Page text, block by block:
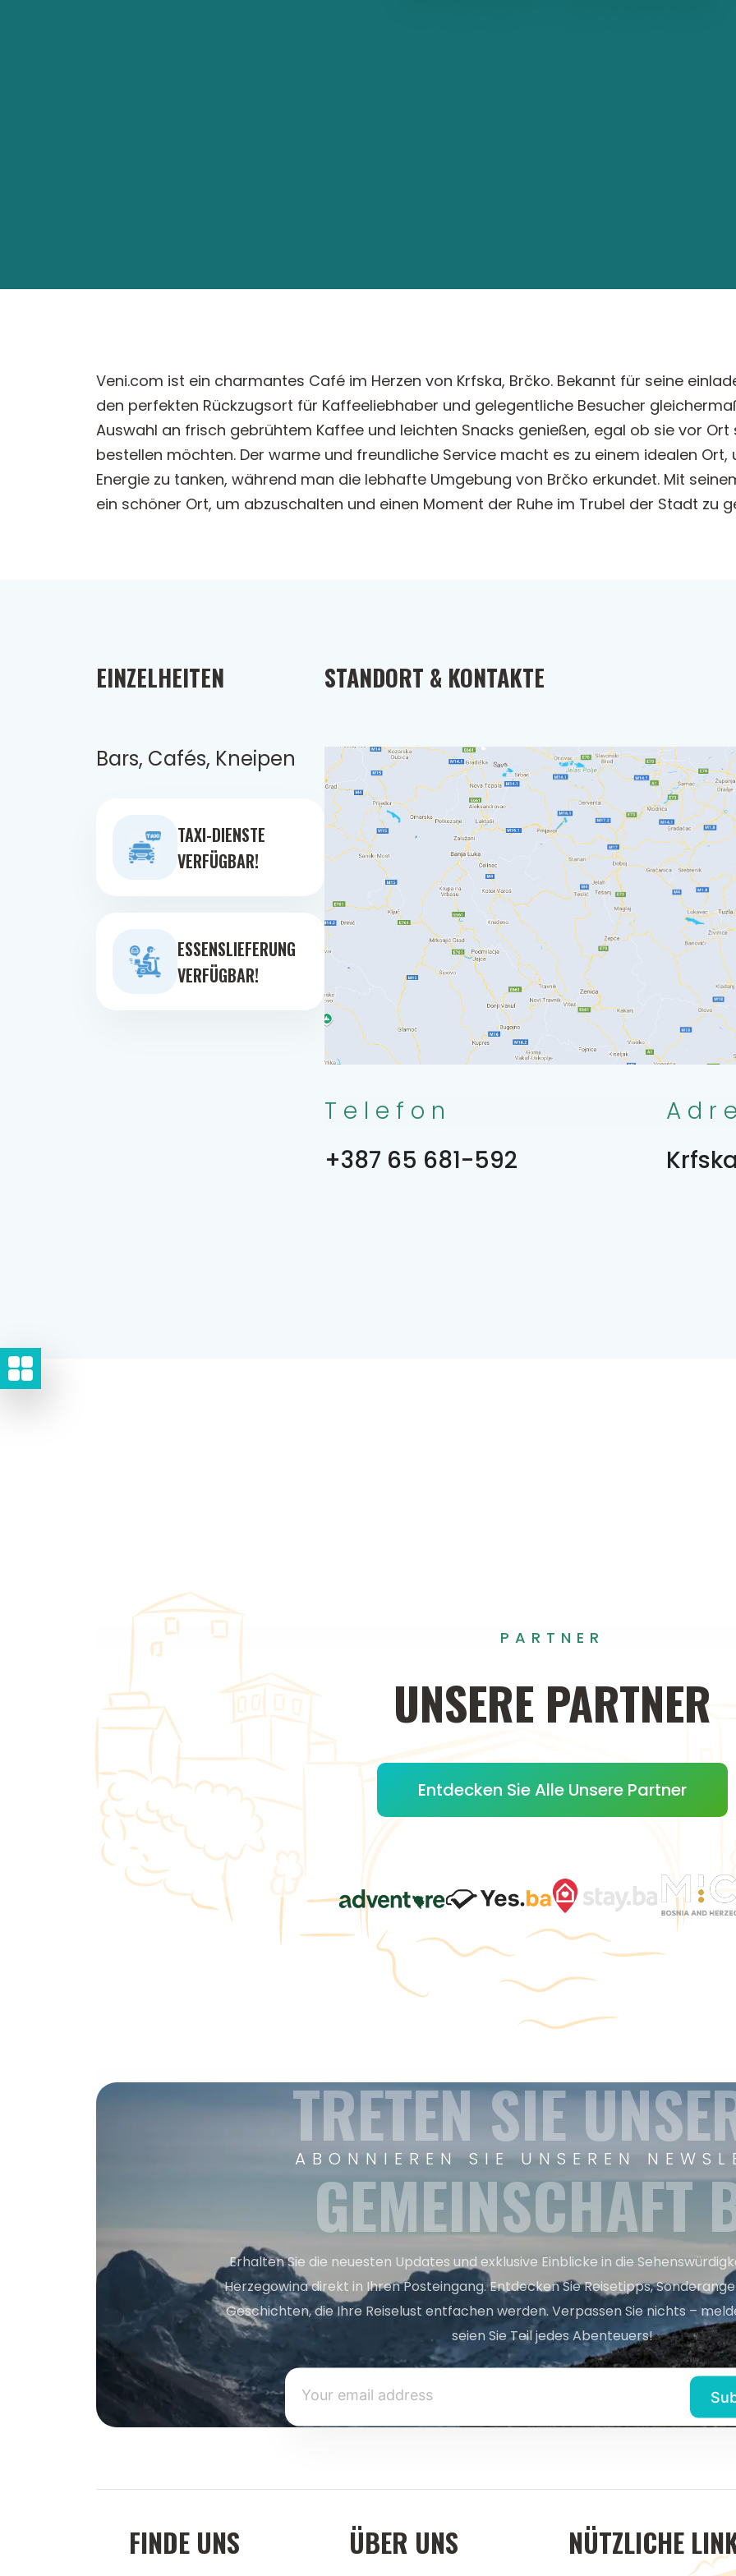
Veni.com ist ein charmantes Café im Herzen von Krfska, Brčko. Bekannt für seine
den perfekten Rückzugsort für Kaffeeliebhaber und gelegentliche Besucher
Auswahl an frisch gebrühtem Kaffee und leichten Snacks genießen, egal ob sie vor
bestellen möchten. Der warme und freundliche Service macht es zu einem idealen
Energie zu tanken, während man die lebhafte Umgebung von Brčko erkundet. Mit
ein schöner Ort, um abzuschalten und einen Moment der Ruhe im Trubel der Stadt zu
EINZELHEITEN
Bars, Cafés, Kneipen
TAXI-DIENSTE
VERFÜGBAR!
ESSENSLIEFERUNG
VERFÜGBAR!
STANDORT & KONTAKTE
Telefon
+387 65 681-592
PARTNER
UNSERE PARTNER
Entdecken Sie Alle Unsere Partner
ABONNIEREN SIE UNSEREN
TRETEN SIE
GEMEINSCHAFT
Erhalten Sie die neuesten Updates und exklusive Einblicke in die
Herzegowina direkt in Ihren Posteingang. Entdecken Sie Reisetipps,
Geschichten, die Ihre Reiselust entfachen werden. Verpassen Sie nichts –
seien Sie Teil jedes Abenteuers!
FINDE UNS ÜBER UNS NÜTZLICHE